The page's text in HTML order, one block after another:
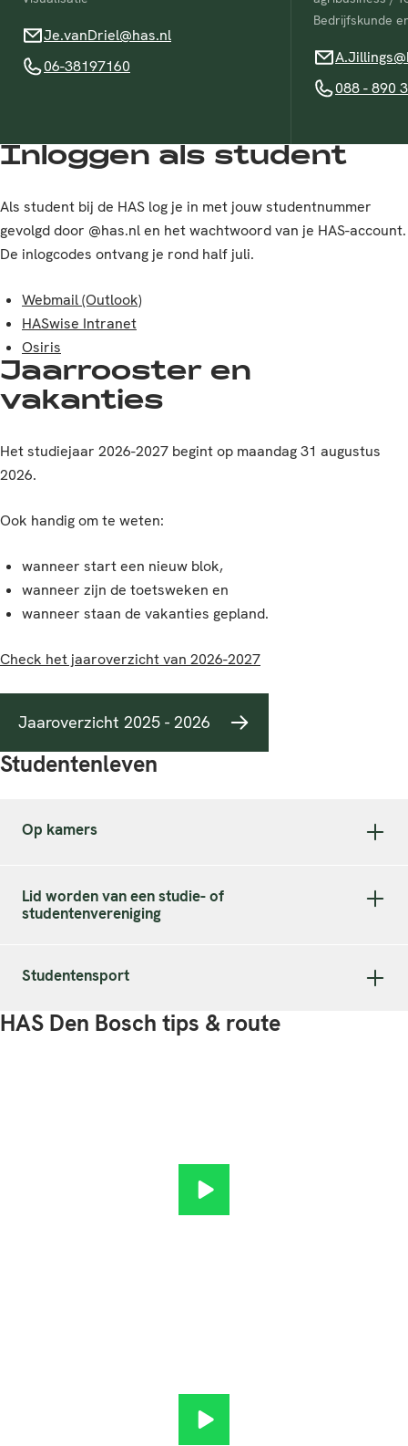
Je.vanDriel@has.nl
Je.vanDriel@has.nl
06-38197160
06-38197160
Bedrijfskunde
088 - 890 30
088 - 890
Inloggen als student
Als student bij de HAS log je in met jouw studentnummer
gevolgd door @has.nl en het wachtwoord van je HAS-account.
De inlogcodes ontvang je rond half juli.
Webmail (Outlook)
HASwise Intranet
Osiris
Jaarrooster en
vakanties
Het studiejaar 2026-2027 begint op maandag 31 augustus
2026.
Ook handig om te weten:
wanneer start een nieuw blok,
wanneer zijn de toetsweken en
wanneer staan de vakanties gepland.
Check het jaaroverzicht van 2026-2027
Jaaroverzicht 2025 - 2026
Studentenleven
Op kamers
Lid worden van een studie- of
studentenvereniging
Studentensport
HAS Den Bosch tips & route
Ontdek het! HAS Den Bosch
Route naar HAS Den Bosch